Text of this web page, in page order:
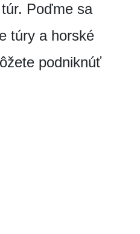
Poďme sa
túry a horské
podniknúť